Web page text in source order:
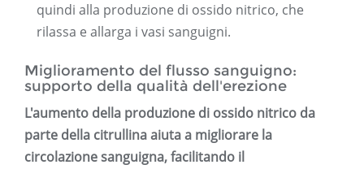
quindi alla produzione di ossido nitrico, che
rilassa e allarga i vasi sanguigni.
Miglioramento del flusso sanguigno:
supporto della qualità dell'erezione
L'aumento della produzione di ossido nitrico da
parte della citrullina aiuta a migliorare la
circolazione sanguigna, facilitando il